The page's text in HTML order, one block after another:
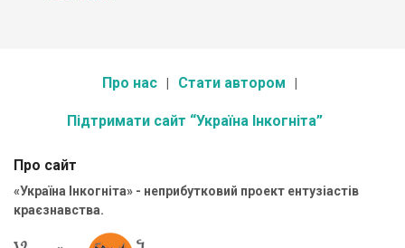
Про нас Стати автором
Підтримати сайт “Україна Інкогніта”
Про сайт
«Україна Інкогніта» - неприбутковий проект ентузіастів
краєзнавства.